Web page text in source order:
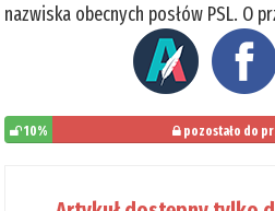
nazwiska obecnych posłów PSL. O
10% pozostało do